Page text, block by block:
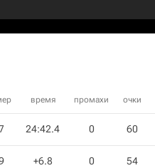
время промахи очки
24:42.4 0 60
+6.8 0 54